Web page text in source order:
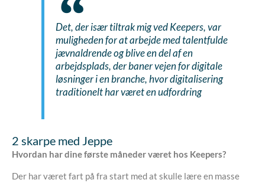
Det, der især tiltrak mig ved Keepers, var
muligheden for at arbejde med talentfulde
jævnaldrende og blive en del af en
arbejdsplads, der baner vejen for digitale
løsninger i en branche, hvor digitalisering
traditionelt har været en udfordring
2 skarpe med Jeppe
Hvordan har dine første måneder været hos Keepers?
Der har været fart på fra start med at skulle lære en masse